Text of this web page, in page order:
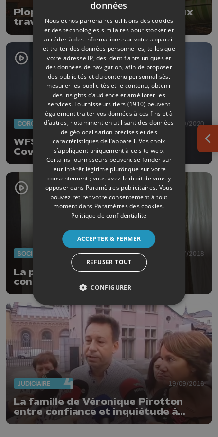
Plopsa Hannut a fait confiance aux
travailleurs de L'Aurore
CORONAVIRUS 13/10/2020
WFS Belgium à Liège : certifié
Covid-19 Safe Zone
SOCIÉTÉ 05/07/2018
La photothérapie pour retrouver
confiance en soi
JUDICIAIRE 19/09/2016
La famille de Véronique Pirotton
entre confiance et inquiétude à
données
Nous et nos partenaires utilisons des cookies
et des technologies similaires pour stocker et
accéder à des informations sur votre appareil
et traiter des données personnelles, telles que
votre adresse IP, des identifiants uniques et
des données de navigation, afin de proposer
des publicités et du contenu personnalisés,
mesurer les publicités et le contenu, obtenir
des insights d’audience et améliorer les
services. Fournisseurs tiers (1910) peuvent
également traiter vos données à ces fins et à
d’autres, notamment en utilisant des données
de géolocalisation précises et des
caractéristiques de l’appareil. Vos choix
s’appliquent uniquement à ce site web.
Certains fournisseurs peuvent se fonder sur
leur intérêt légitime plutôt que sur votre
consentement ; vous avez le droit de vous y
opposer dans Paramètres publicitaires. Vous
pouvez retirer votre consentement à tout
moment dans Paramètres des cookies.
Politique de confidentialité
ACCEPTER & FERMER
REFUSER TOUT
CONFIGURER